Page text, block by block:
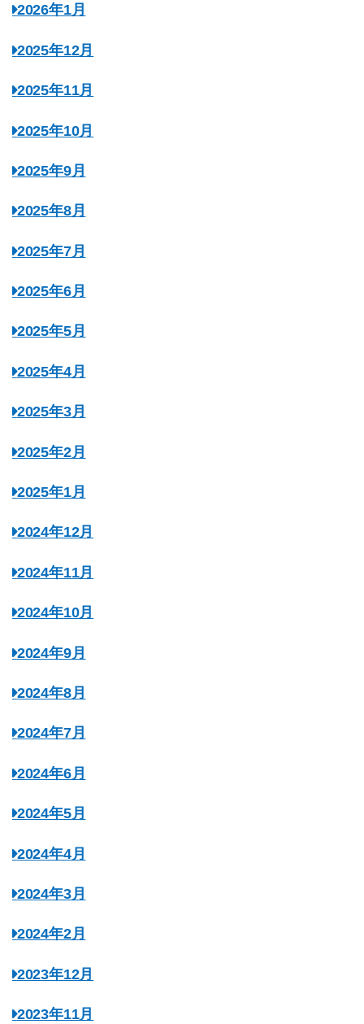
2026年1月
2025年12月
2025年11月
2025年10月
2025年9月
2025年8月
2025年7月
2025年6月
2025年5月
2025年4月
2025年3月
2025年2月
2025年1月
2024年12月
2024年11月
2024年10月
2024年9月
2024年8月
2024年7月
2024年6月
2024年5月
2024年4月
2024年3月
2024年2月
2023年12月
2023年11月